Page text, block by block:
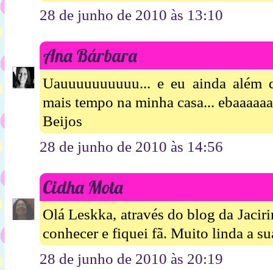
28 de junho de 2010 às 13:10
Ana Bárbara
Uauuuuuuuuuu... e eu ainda
mais tempo na minha casa...
Beijos
28 de junho de 2010 às 14:56
Cidha Mota
Olá Leskka, através do blog da
conhecer e fiquei fã. Muito linda a
28 de junho de 2010 às 20:19